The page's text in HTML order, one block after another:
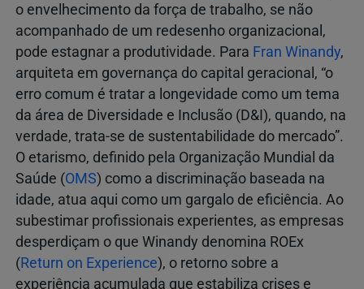
o envelhecimento da força de trabalho, se não
acompanhado de um redesenho organizacional,
pode estagnar a produtividade. Para Fran Winandy,
arquiteta em governança do capital geracional, “o
erro comum é tratar a longevidade como um tema
da área de Diversidade e Inclusão (D&I), quando, na
verdade, trata-se de sustentabilidade do mercado”.
O etarismo, definido pela Organização Mundial da
Saúde (OMS) como a discriminação baseada na
idade, atua aqui como um gargalo de eficiência. Ao
subestimar profissionais experientes, as empresas
desperdiçam o que Winandy denomina ROEx
(Return on Experience), o retorno sobre a
experiência acumulada que estabiliza crises e